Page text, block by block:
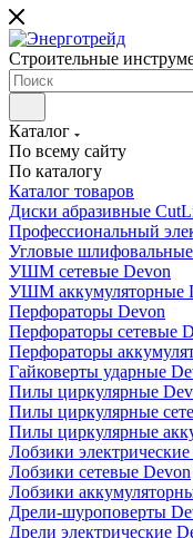
Строительные
Каталог
По всему сайту
По каталогу
Каталог товаров
Диски абразивные
Профессиональный
Угловые
УШМ сетевые Devon
УШМ аккумуляторные
Перфораторы Devon
Перфораторы сетевые
Перфораторы
Гайковерты ударные
Пилы циркулярные
Пилы циркулярные
Пилы циркулярные
Лобзики
Лобзики сетевые Devon
Лобзики
Дрели-шуроповерты
Дрели электрические